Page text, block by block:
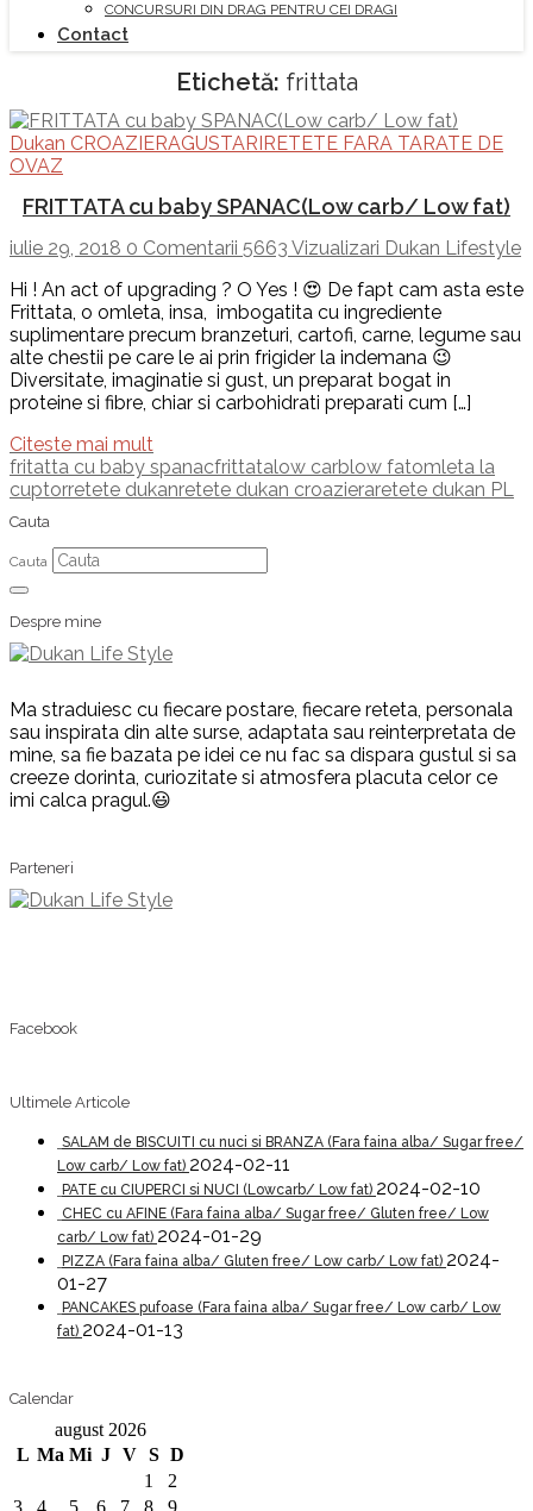
CONCURSURI DIN DRAG PENTRU CEI DRAGI
Contact
Etichetă: frittata
Dukan CROAZIERAGUSTARI RETETE FARA TARATE DE
OVAZ
FRITTATA cu baby SPANAC(Low carb/ Low fat)
iulie 29, 2018 0 Comentarii 5663 Vizualizari Dukan Lifestyle
Hi ! An act of upgrading ? O Yes ! 😍 De fapt cam asta este
Frittata, o omleta, insa, imbogatita cu ingrediente
suplimentare precum branzeturi, cartofi, carne, legume sau
alte chestii pe care le ai prin frigider la indemana 😉
Diversitate, imaginatie si gust, un preparat bogat in
proteine si fibre, chiar si carbohidrati preparati cum […]
Citeste mai mult
fritatta cu baby spanacfrittatalow carblow fatomleta la
cuptorretete dukanretete dukan croazieraretete dukan PL
Cauta
Cauta
Despre mine
Ma straduiesc cu fiecare postare, fiecare reteta, personala
sau inspirata din alte surse, adaptata sau reinterpretata de
mine, sa fie bazata pe idei ce nu fac sa dispara gustul si sa
creeze dorinta, curiozitate si atmosfera placuta celor ce
imi calca pragul.😃
Parteneri
Facebook
Ultimele Articole
SALAM de BISCUITI cu nuci si BRANZA (Fara faina alba/ Sugar free/
Low carb/ Low fat) 2024-02-11
PATE cu CIUPERCI si NUCI (Lowcarb/ Low fat) 2024-02-10
CHEC cu AFINE (Fara faina alba/ Sugar free/ Gluten free/ Low
carb/ Low fat) 2024-01-29
PIZZA (Fara faina alba/ Gluten free/ Low carb/ Low fat) 2024-
01-27
PANCAKES pufoase (Fara faina alba/ Sugar free/ Low carb/ Low
fat) 2024-01-13
Calendar
august 2026
L Ma Mi J V S D
1
2